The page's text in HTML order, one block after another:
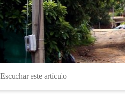
Escuchar este artículo